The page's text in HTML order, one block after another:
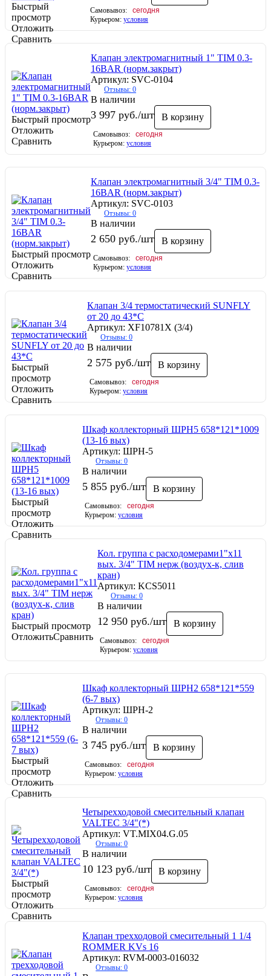
Быстрый
просмотр
Отложить
Сравнить
Самовывоз:
сегодня
Курьером: условия
Быстрый просмотр
Отложить
Сравнить
Клапан электромагнитный 1" TIM 0.3-
16BAR (норм.закрыт)
Артикул: SVC-0104
Отзывы: 0
3 997 руб./шт В корзину
В наличии
Самовывоз:
сегодня
Курьером: условия
Быстрый просмотр
Отложить
Сравнить
Клапан электромагнитный 3/4" TIM 0.3-
16BAR (норм.закрыт)
Артикул: SVC-0103
Отзывы: 0
2 650 руб./шт В корзину
В наличии
Самовывоз:
сегодня
Курьером: условия
Быстрый
просмотр
Отложить
Сравнить
Клапан 3/4 термостатический SUNFLY
от 20 до 43*С
Артикул: XF10781X (3/4)
Отзывы: 0
2 575 руб./шт В корзину
В наличии
Самовывоз:
сегодня
Курьером: условия
Быстрый
просмотр
Отложить
Сравнить
Шкаф коллекторный ШРН5 658*121*1009
(13-16 вых)
Артикул: ШРН-5
Отзывы: 0
5 855 руб./шт В корзину
В наличии
Самовывоз:
сегодня
Курьером:условия
Быстрый просмотр
ОтложитьСравнить
Кол. группа с расходомерами1"х11
вых. 3/4" TIM нерж (воздух-к, слив
кран)
Артикул: KCS5011
Отзывы: 0
12 950 руб./шт В корзину
В наличии
Самовывоз:
сегодня
Курьером: условия
Быстрый
просмотр
Отложить
Сравнить
Шкаф коллекторный ШРН2 658*121*559
(6-7 вых)
Артикул: ШРН-2
Отзывы: 0
3 745 руб./шт В корзину
В наличии
Самовывоз:
сегодня
Курьером:условия
Быстрый
просмотр
Отложить
Сравнить
Четырехходовой смесительный клапан
VALTEC 3/4"(*)
Артикул: VT.MIX04.G.05
Отзывы: 0
10 123 руб./шт В корзину
В наличии
Самовывоз:
сегодня
Курьером:условия
Клапан трехходовой смесительный 1 1/4
ROMMER KVs 16
Артикул: RVM-0003-016032
Отзывы: 0